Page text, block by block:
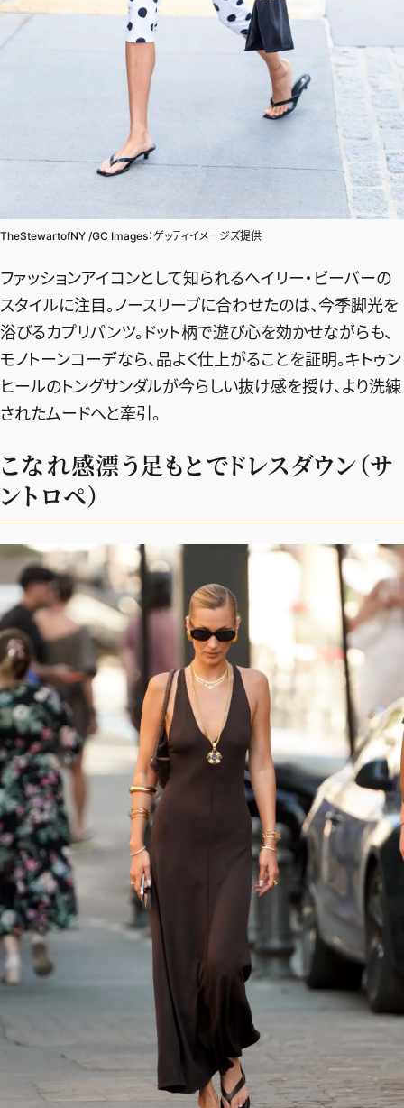
2026年9月号
SHOPPING
エクラプレミアム通販
売れ筋ランキング
エクラ限定アイテム
イーバイエクラ
FOLLOW US
そしてエクラの美意識を、SNSで発信しています。
JOIN US
編集部から届くメールマガジン、
会員限定プレゼントや特別イベントへの応募など
特典が満載！
新規会員登録はこちら
TheStewartofNY /GC Images：ゲッティイメージズ提供
ファッションアイコンとして知られるヘイリー・ビーバーの
スタイルに注目。ノースリーブに合わせたのは、今季脚光を
浴びるカプリパンツ。ドット柄で遊び心を効かせながらも、
モノトーンコーデなら、品よく仕上がることを証明。キトゥン
ヒールのトングサンダルが今らしい抜け感を授け、より洗練
されたムードへと牽引。
こなれ感漂う足もとでドレスダウン（サ
ントロペ）